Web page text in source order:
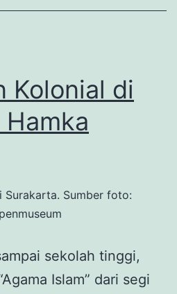
Hamka
Kolonial di
Surakarta. Sumber foto:
sekolah tinggi,
Islam” dari segi